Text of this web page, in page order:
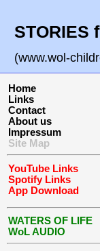
STORIES
(www.wol-
Home
Links
Contact
About us
Impressum
Site Map
YouTube Links
Spotify Links
App Download
WATERS OF LIFE
WoL AUDIO